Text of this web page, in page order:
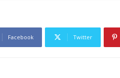
Facebook Twitter